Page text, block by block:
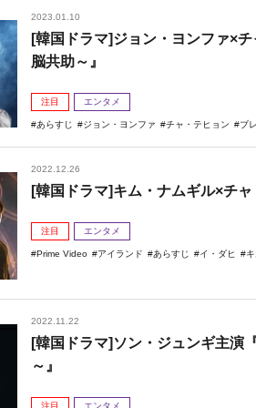
2023.01.10
[韓国ドラマ]ジョン・ヨンファ×
脳共助～』
注目 エンタメ
あらすじ ジョン・ヨンファ チャ・テヒョン ブ
2022.12.26
[韓国ドラマ]キム・ナムギル×チャ
注目 エンタメ
Prime Video アイランド あらすじ イ・ダヒ
2022.11.22
[韓国ドラマ]ソン・ジュンギ主演
～』
注目 エンタメ